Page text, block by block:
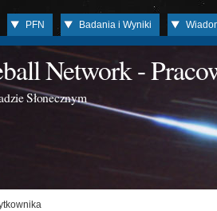
PFN Badania i Wyniki
Network -
Słonecznym